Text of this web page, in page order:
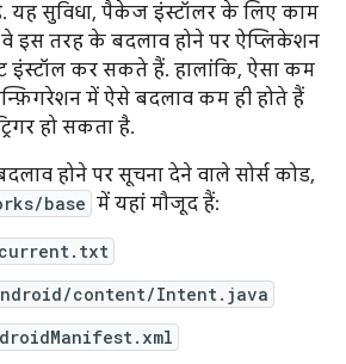
यह सुविधा, पैकेज इंस्टॉलर के लिए काम
इस तरह के बदलाव होने पर ऐप्लिकेशन
इंस्टॉल कर सकते हैं. हालांकि, ऐसा कम
में ऐसे बदलाव कम ही होते हैं
हो सकता है.
होने पर सूचना देने वाले सोर्स कोड,
base में यहां मौजूद हैं:
content/Intent.java